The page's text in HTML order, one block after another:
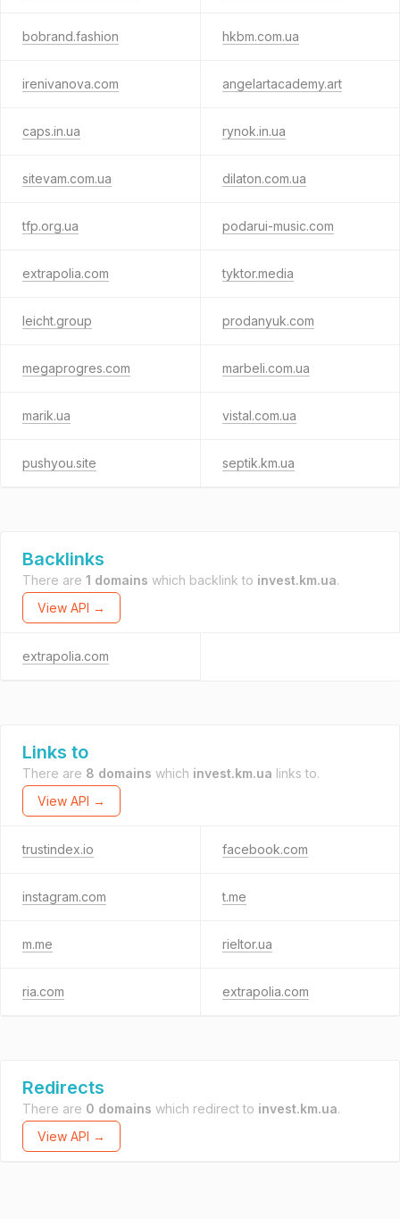
bobrand.fashion hkbm.com.ua
irenivanova.com angelartacademy.art
caps.in.ua rynok.in.ua
sitevam.com.ua dilaton.com.ua
tfp.org.ua podarui-music.com
extrapolia.com tyktor.media
leicht.group prodanyuk.com
megaprogres.com marbeli.com.ua
marik.ua vistal.com.ua
pushyou.site septik.km.ua
Backlinks
There are 1 domains which backlink to invest.km.ua.
View API →
extrapolia.com
Links to
There are 8 domains which invest.km.ua links to.
View API →
trustindex.io facebook.com
instagram.com t.me
m.me rieltor.ua
ria.com extrapolia.com
Redirects
There are 0 domains which redirect to invest.km.ua.
View API →